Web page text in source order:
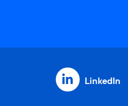
LinkedIn